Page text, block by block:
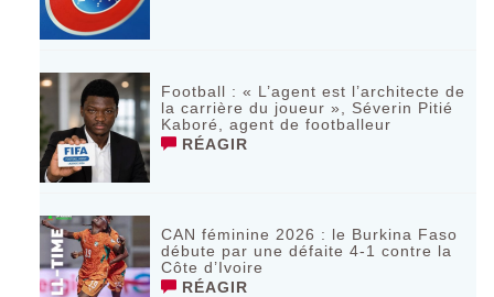
Football : « L’agent est l’architecte de
la carrière du joueur », Séverin Pitié
Kaboré, agent de footballeur
RÉAGIR
CAN féminine 2026 : le Burkina Faso
débute par une défaite 4-1 contre la
Côte d’Ivoire
RÉAGIR